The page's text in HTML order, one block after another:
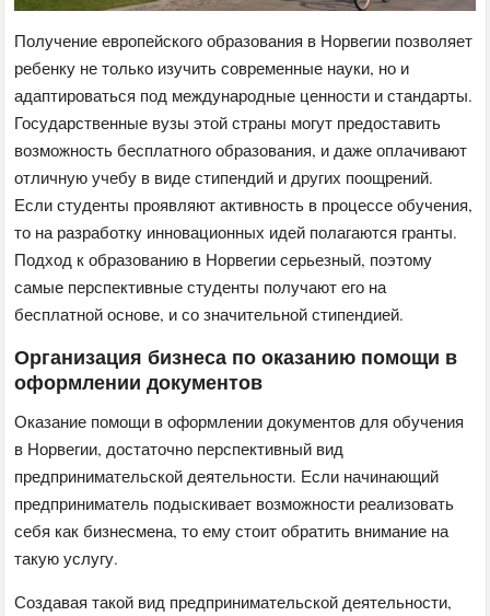
Получение европейского образования в Норвегии позволяет
ребенку не только изучить современные науки, но и
адаптироваться под международные ценности и стандарты.
Государственные вузы этой страны могут предоставить
возможность бесплатного образования, и даже оплачивают
отличную учебу в виде стипендий и других поощрений.
Если студенты проявляют активность в процессе обучения,
то на разработку инновационных идей полагаются гранты.
Подход к образованию в Норвегии серьезный, поэтому
самые перспективные студенты получают его на
бесплатной основе, и со значительной стипендией.
Организация бизнеса по оказанию помощи в
оформлении документов
Оказание помощи в оформлении документов для обучения
в Норвегии, достаточно перспективный вид
предпринимательской деятельности. Если начинающий
предприниматель подыскивает возможности реализовать
себя как бизнесмена, то ему стоит обратить внимание на
такую услугу.
Создавая такой вид предпринимательской деятельности,